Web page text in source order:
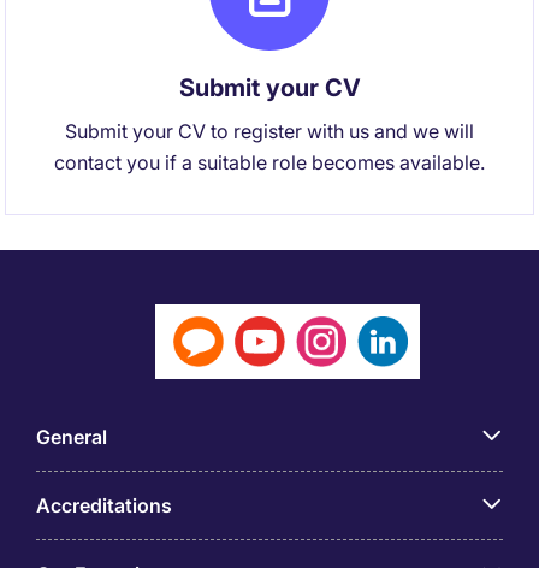
Submit your CV
Submit your CV to register with us and we will
contact you if a suitable role becomes available.
General
Accreditations